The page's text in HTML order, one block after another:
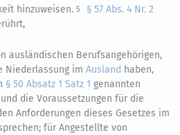
hinzuweisen.5
§ 57 Abs. 4 Nr. 2
ausländischen Berufsangehörigen,
Niederlassung imAusland haben,
§ 50 Absatz 1 Satz 1 genannten
die Voraussetzungen für die
Anforderungen dieses Gesetzes im
für Angestellte von